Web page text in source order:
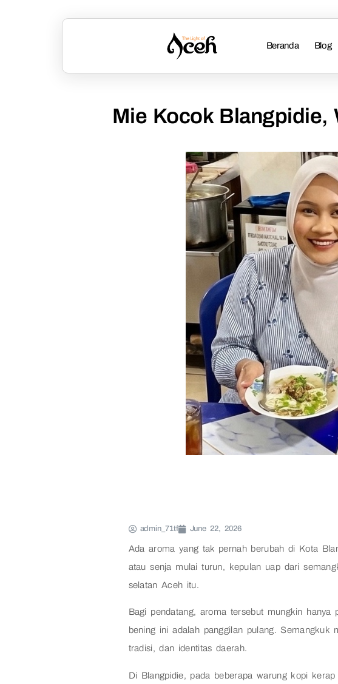
Beranda Blog
Mie Kocok Blangpidie,
admin_71tf June 22, 2026
Ada aroma yang tak pernah berubah di Kota
atau senja mulai turun, kepulan uap dari
selatan Aceh itu.
Bagi pendatang, aroma tersebut mungkin
bening ini adalah panggilan pulang. Semangkuk
tradisi, dan identitas daerah.
Di Blangpidie, pada beberapa warung kopi